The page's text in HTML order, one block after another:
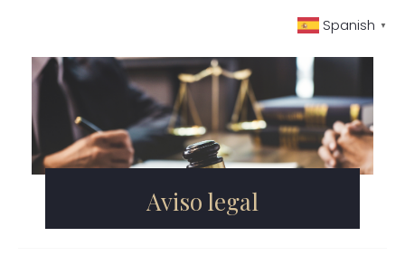
contenido
Aviso legal
Spanish ▼